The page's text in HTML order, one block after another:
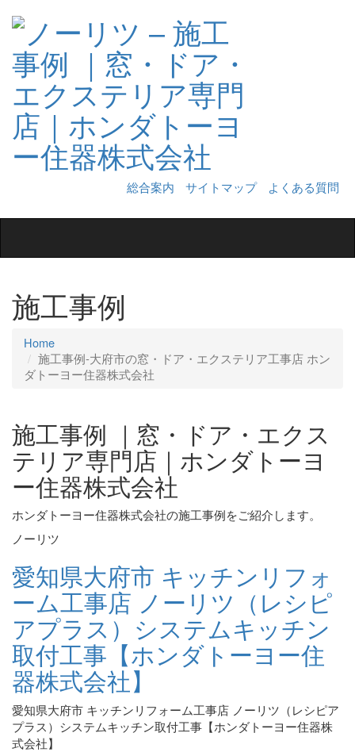
総合案内 サイトマップ よくある質問
navigation
施工事例
Home
施工事例‐大府市の窓・ドア・エクステリア工事店 ホン
ダトーヨー住器株式会社
施工事例 ｜窓・ドア・エクス
テリア専門店｜ホンダトーヨ
ー住器株式会社
ホンダトーヨー住器株式会社の施工事例をご紹介します。
ノーリツ
愛知県大府市 キッチンリフォ
ーム工事店 ノーリツ（レシピ
アプラス）システムキッチン
取付工事【ホンダトーヨー住
器株式会社】
愛知県大府市 キッチンリフォーム工事店 ノーリツ（レシピア
プラス）システムキッチン取付工事【ホンダトーヨー住器株
式会社】